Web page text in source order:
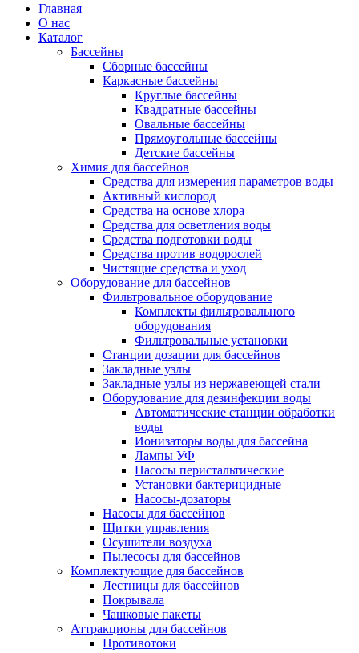
Главная
О нас
Каталог
Бассейны
Сборные бассейны
Каркасные бассейны
Круглые бассейны
Квадратные бассейны
Овальные бассейны
Прямоугольные бассейны
Детские бассейны
Химия для бассейнов
Средства для измерения параметров воды
Активный кислород
Средства на основе хлора
Средства для осветления воды
Средства подготовки воды
Средства против водорослей
Чистящие средства и уход
Оборудование для бассейнов
Фильтровальное оборудование
Комплекты фильтровального
оборудования
Фильтровальные установки
Станции дозации для бассейнов
Закладные узлы
Закладные узлы из нержавеющей стали
Оборудование для дезинфекции воды
Автоматические станции обработки
воды
Ионизаторы воды для бассейна
Лампы УФ
Насосы перистальтические
Установки бактерицидные
Насосы-дозаторы
Насосы для бассейнов
Щитки управления
Осушители воздуха
Пылесосы для бассейнов
Комплектующие для бассейнов
Лестницы для бассейнов
Покрывала
Чашковые пакеты
Аттракционы для бассейнов
Противотоки